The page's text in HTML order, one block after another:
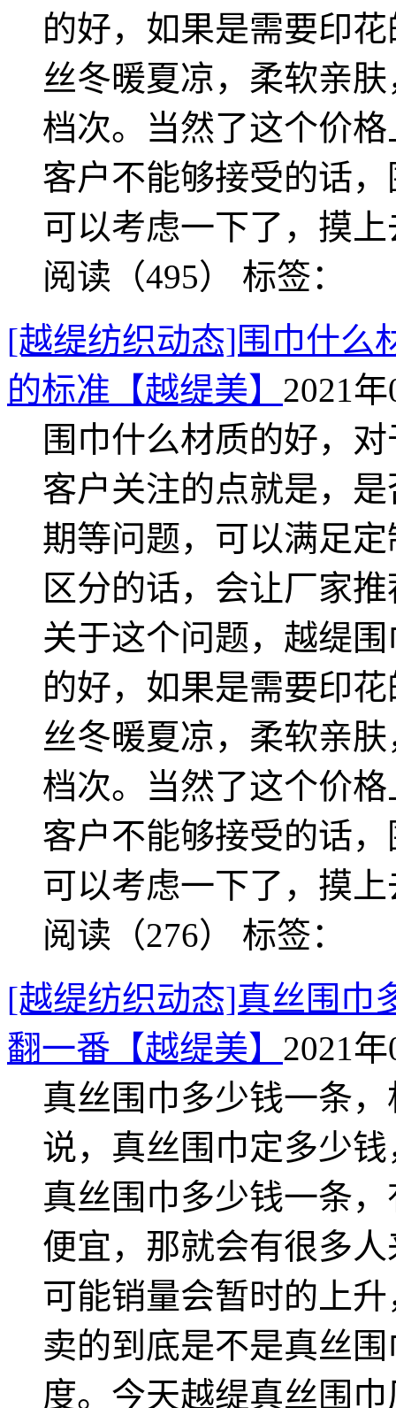
的好，如果是需要印
丝冬暖夏凉，柔软亲
档次。当然了这个价
客户不能够接受的话
可以考虑一下了，摸
阅读（495） 标签：
[越缇纺织动态]围巾什么
的标准【越缇美】 2021
围巾什么材质的好，
客户关注的点就是，
期等问题，可以满足
区分的话，会让厂家
关于这个问题，越缇
的好，如果是需要印
丝冬暖夏凉，柔软亲
档次。当然了这个价
客户不能够接受的话
可以考虑一下了，摸
阅读（276） 标签：
[越缇纺织动态]真丝围巾
翻一番【越缇美】 2021
真丝围巾多少钱一条
说，真丝围巾定多少
真丝围巾多少钱一条
便宜，那就会有很多
可能销量会暂时的上
卖的到底是不是真丝
度。今天越缇真丝围